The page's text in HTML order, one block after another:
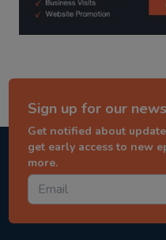
Sign up for our
Get notified about
get early access to new
more.